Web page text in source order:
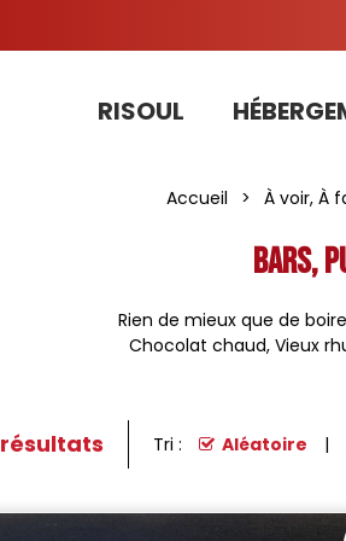
RISOUL
Accueil > À voir, À
Bars,
Rien de mieux que de
Chocolat chaud, Vieux
résultats Tri : Aléatoire